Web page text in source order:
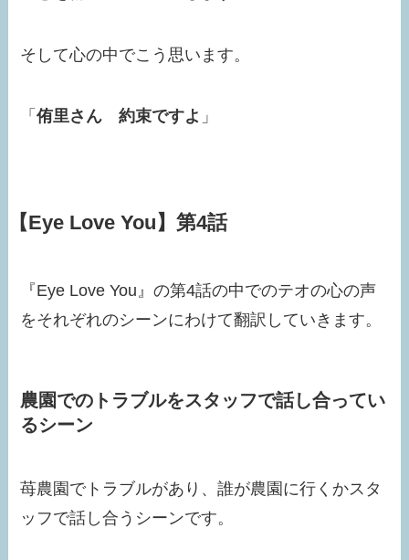
そして心の中でこう思います。
「侑里さん 約束ですよ 」
【Eye Love You】第4話
『Eye Love You』の第4話の中でのテオの心の声
をそれぞれのシーンにわけて翻訳していきます。
農園でのトラブルをスタッフで話し合ってい
るシーン
苺農園でトラブルがあり、誰が農園に行くかスタ
ッフで話し合うシーンです。